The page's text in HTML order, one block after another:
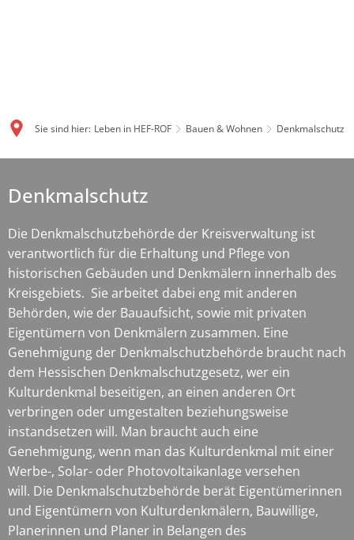
Sie sind hier: Leben in HEF-ROF Bauen & Wohnen Denkmalschutz
Denkmalschutz
Die Denkmalschutzbehörde der Kreisverwaltung ist
verantwortlich für die Erhaltung und Pflege von
historischen Gebäuden und Denkmälern innerhalb des
Kreisgebiets. Sie arbeitet dabei eng mit anderen
Behörden, wie der Bauaufsicht, sowie mit privaten
Eigentümern von Denkmälern zusammen. Eine
Genehmigung der Denkmalschutzbehörde braucht nach
dem Hessischen Denkmalschutzgesetz, wer ein
Kulturdenkmal beseitigen, an einen anderen Ort
verbringen oder umgestalten beziehungsweise
instandsetzen will. Man braucht auch eine
Genehmigung, wenn man das Kulturdenkmal mit einer
Werbe-, Solar- oder Photovoltaikanlage versehen
will. Die Denkmalschutzbehörde berät Eigentümerinnen
und Eigentümern von Kulturdenkmälern, Bauwillige,
Planerinnen und Planer in Belangen des